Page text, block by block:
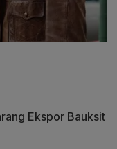
Ekspor Bauksit